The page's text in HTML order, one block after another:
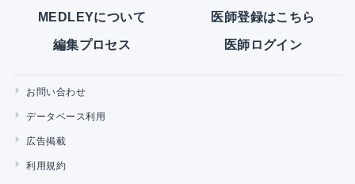
MEDLEYについて 医師登録はこちら
編集プロセス 医師ログイン
お問い合わせ
データベース利用
広告掲載
利用規約